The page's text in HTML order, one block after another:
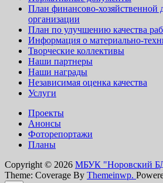
План финансово-хозяйственной
организации
План по улучшению качества
Информация о материально-
Творческие коллективы
Наши партнеры
Наши награды
Независимая оценка качества
Услуги
Проекты
Анонсы
Фоторепортажи
Планы
Copyright © 2026 МБУК "Норовский
Theme: Coverage By Themeinwp.